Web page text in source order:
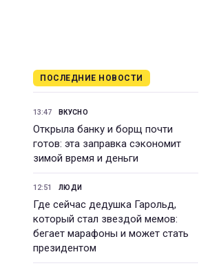
ПОСЛЕДНИЕ НОВОСТИ
13:47 ВКУСНО
Открыла банку и борщ почти
готов: эта заправка сэкономит
зимой время и деньги
12:51 ЛЮДИ
Где сейчас дедушка Гарольд,
который стал звездой мемов:
бегает марафоны и может стать
президентом